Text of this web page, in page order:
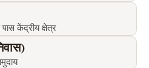
केंद्रीय क्षेत्र